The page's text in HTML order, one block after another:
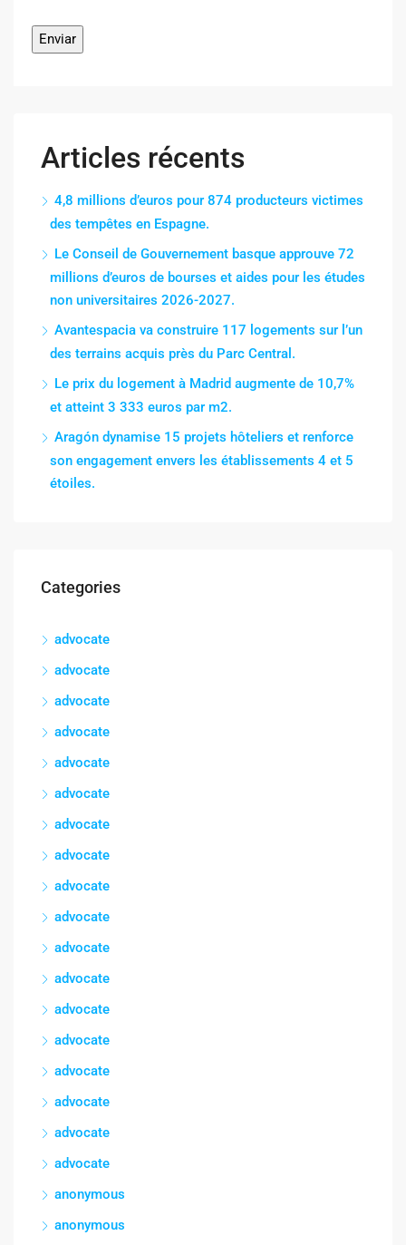
Articles récents
4,8 millions d’euros pour 874 producteurs victimes
des tempêtes en Espagne.
Le Conseil de Gouvernement basque approuve 72
millions d’euros de bourses et aides pour les études
non universitaires 2026-2027.
Avantespacia va construire 117 logements sur l’un
des terrains acquis près du Parc Central.
Le prix du logement à Madrid augmente de 10,7%
et atteint 3 333 euros par m2.
Aragón dynamise 15 projets hôteliers et renforce
son engagement envers les établissements 4 et 5
étoiles.
Categories
advocate
advocate
advocate
advocate
advocate
advocate
advocate
advocate
advocate
advocate
advocate
advocate
advocate
advocate
advocate
advocate
advocate
advocate
anonymous
anonymous